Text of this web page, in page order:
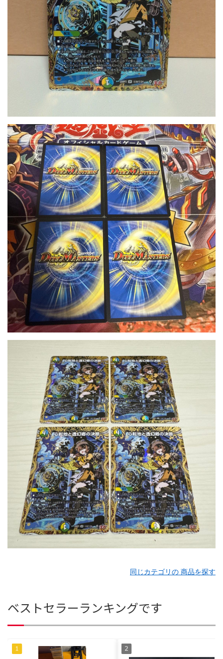
同じカテゴリの 商品を探す
ベストセラーランキングです